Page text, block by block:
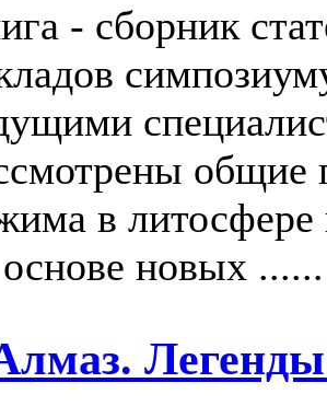
- сборник
общие
в литосфере
новых ......
Легенды